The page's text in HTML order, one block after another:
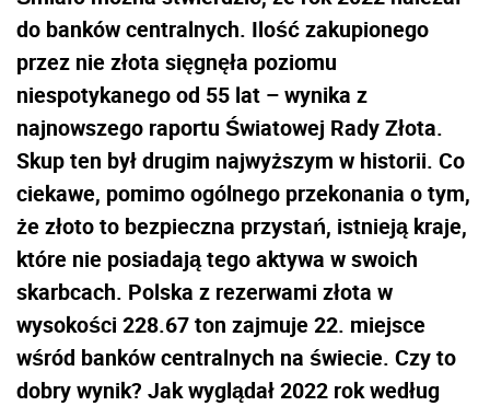
do banków centralnych. Ilość zakupionego
przez nie złota sięgnęła poziomu
niespotykanego od 55 lat – wynika z
najnowszego raportu Światowej Rady Złota.
Skup ten był drugim najwyższym w historii. Co
ciekawe, pomimo ogólnego przekonania o tym,
że złoto to bezpieczna przystań, istnieją kraje,
które nie posiadają tego aktywa w swoich
skarbcach. Polska z rezerwami złota w
wysokości 228.67 ton zajmuje 22. miejsce
wśród banków centralnych na świecie. Czy to
dobry wynik? Jak wyglądał 2022 rok według